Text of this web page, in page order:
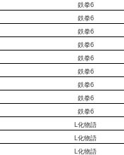
鉄拳6
鉄拳6
鉄拳6
鉄拳6
鉄拳6
鉄拳6
鉄拳6
鉄拳6
鉄拳6
L化物語
L化物語
L化物語